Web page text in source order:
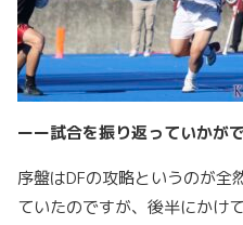
ーー試合を振り返っていかが
序盤はDFの攻略というのが全
ていたのですが、後半にかけ